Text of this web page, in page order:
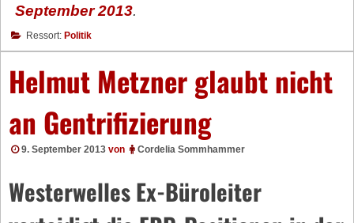
September 2013.
Ressort: Politik
Helmut Metzner glaubt nicht
an Gentrifizierung
9. September 2013 von Cordelia Sommhammer
Westerwelles Ex-Büroleiter